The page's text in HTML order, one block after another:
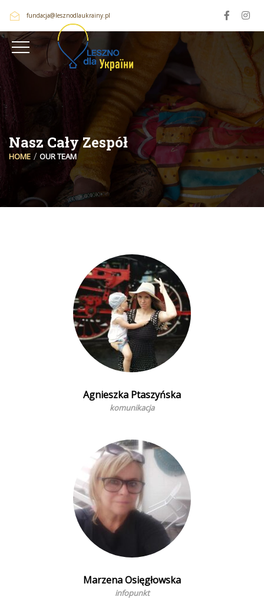
fundacja@lesznodlaukrainy.pl
Nasz Cały Zespół
HOME OUR TEAM
Agnieszka Ptaszyńska
komunikacja
Marzena Osięgłowska
infopunkt